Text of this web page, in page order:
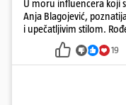
U moru influencera koji
Anja Blagojević,
i upečatljivim stilom.
Dubaiju, Anja je spoj
19